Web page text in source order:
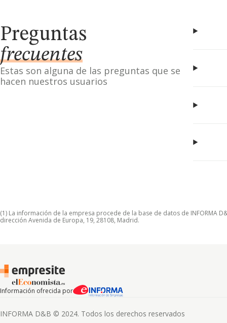
Preguntas
frecuentes
Estas son alguna de las preguntas que se
hacen nuestros usuarios
(1) La información de la empresa procede de la base de datos de INFORMA
dirección Avenida de Europa, 19, 28108, Madrid.
Información ofrecida por
INFORMA D&B © 2024. Todos los derechos reservados